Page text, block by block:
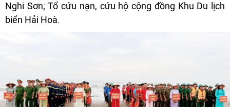
Nghi Sơn; Tổ cứu nạn, cứu hộ cộng đồng Khu Du lịch
biển Hải Hoà.